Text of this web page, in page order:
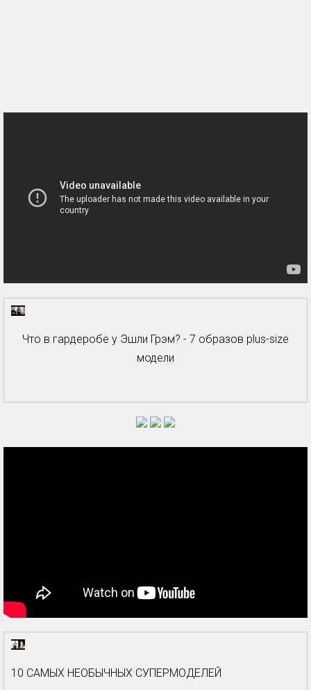
Что в гардеробе у Эшли Грэм? - 7 образов plus-size
модели
10 САМЫХ НЕОБЫЧНЫХ СУПЕРМОДЕЛЕЙ